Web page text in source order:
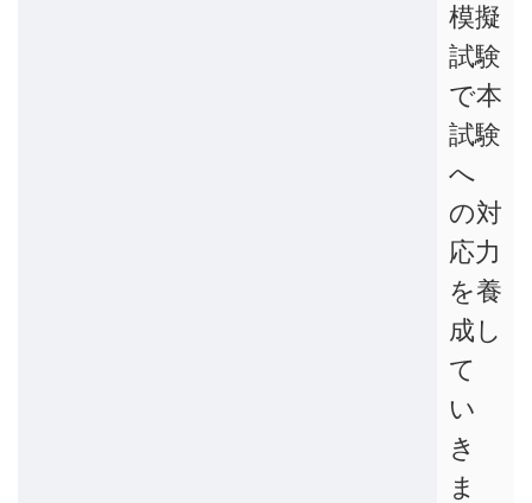
模擬
試験
で本
試験
へ
の対
応力
を養
成し
て
い
き
ま